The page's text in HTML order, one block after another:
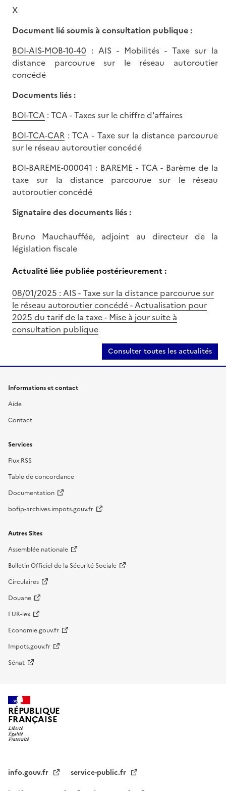
X
Document lié soumis à consultation publique :
BOI-AIS-MOB-10-40 : AIS - Mobilités - Taxe sur la
distance parcourue sur le réseau autoroutier
concédé
Documents liés :
BOI-TCA : TCA - Taxes sur le chiffre d'affaires
BOI-TCA-CAR : TCA - Taxe sur la distance parcourue
sur le réseau autoroutier concédé
BOI-BAREME-000041 : BAREME - TCA - Barème de la
taxe sur la distance parcourue sur le réseau
autoroutier concédé
Signataire des documents liés :
Bruno Mauchauffée, adjoint au directeur de la
législation fiscale
Actualité liée publiée postérieurement :
08/01/2025 : AIS - Taxe sur la distance parcourue sur
le réseau autoroutier concédé - Actualisation pour
2025 du tarif de la taxe - Mise à jour suite à
consultation publique
Consulter toutes les actualités
Informations et contact
Aide
Contact
Services
Flux RSS
Table de concordance
Documentation
bofip-archives.impots.gouv.fr
Autres Sites
Assemblée nationale
Bulletin Officiel de la Sécurité Sociale
Circulaires
Douane
EUR-lex
Economie.gouv.fr
Impots.gouv.fr
Sénat
RÉPUBLIQUE
FRANÇAISE
info.gouv.fr
service-public.fr